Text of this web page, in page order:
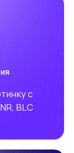
с
BLC